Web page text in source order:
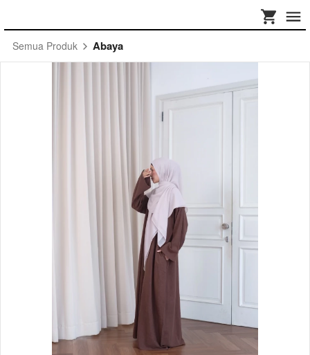
Semua Produk Abaya